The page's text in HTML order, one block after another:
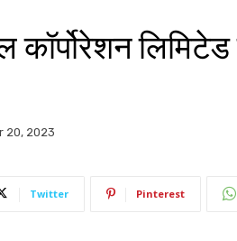
20, 2023
Twitter Pinterest